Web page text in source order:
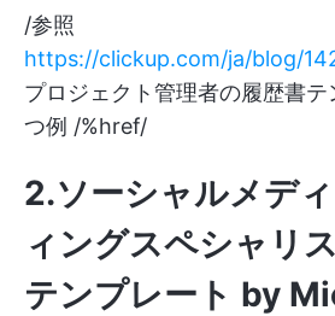
/参照
https://clickup.com/ja/blog/
プロジェクト管理者の履歴書
つ例 /%href/
2.ソーシャルメデ
ィングスペシャリ
テンプレート by